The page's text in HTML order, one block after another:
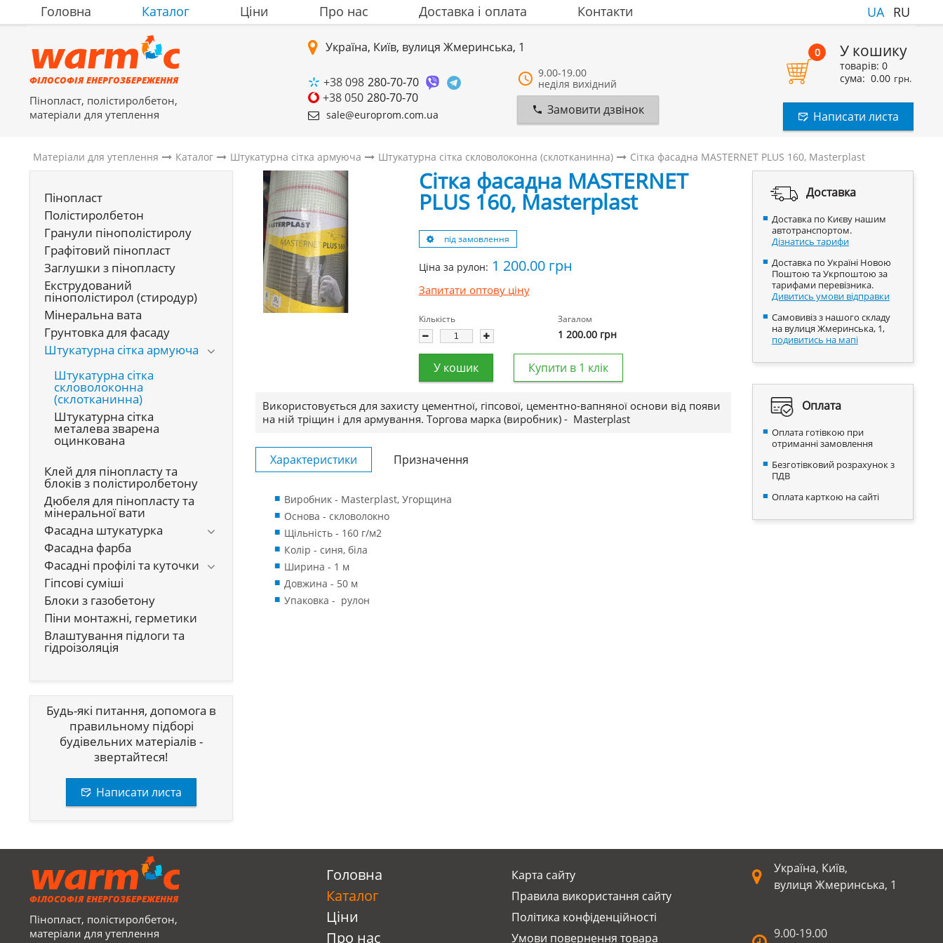
Головна Каталог Ціни Про нас Доставка i оплата Контакти UA RU
ФІЛОСОФІЯ ЕНЕРГОЗБЕРЕЖЕННЯ
Пінопласт, полістиролбетон,
матеріали для утеплення
Україна, Київ, вулиця Жмеринська, 1
+38 098 280-70-70
+38 050 280-70-70
sale@europrom.com.ua
9.00-19.00
неділя вихідний
Замовити дзвінок
0 У кошику
товарів: 0
сума: 0.00 грн.
Написати листа
Матеріали для утеплення Каталог Штукатурна сітка армуюча Штукатурна сітка скловолоконна (склотканинна) Сітка фасадна MASTERNET PLUS 160, Masterplast
Пінопласт
Полістиролбетон
Гранули пінополістиролу
Графітовий пінопласт
Заглушки з пінопласту
Екструдований
пінополістирол (стиродур)
Мінеральна вата
Грунтовка для фасаду
Штукатурна сітка армуюча
Штукатурна сітка
скловолоконна
(склотканинна)
Штукатурна сітка
металева зварена
оцинкована
Клей для пінопласту та
блоків з полістиролбетону
Дюбеля для пінопласту та
мінеральної вати
Фасадна штукатурка
Фасадна фарба
Фасадні профілі та куточки
Гіпсові суміші
Блоки з газобетону
Піни монтажні, герметики
Влаштування підлоги та
гідроізоляція
Будь-які питання, допомога в
правильному підборі
будівельних матеріалів -
звертайтеся!
Написати листа
Сітка фасадна MASTERNET
PLUS 160, Masterplast
під замовлення
Ціна за рулон: 1 200.00 грн
Запитати оптову ціну
Кількість Загалом
1 200.00 грн
У кошик Купити в 1 клік
Використовується для захисту цементної, гіпсової, цементно-вапняної основи від появи
на ній тріщин і для армування. Торгова марка (виробник) - Masterplast
Характеристики Призначення
Виробник - Masterplast, Угорщина
Основа - скловолокно
Щільність - 160 г/м2
Колір - синя, біла
Ширина - 1 м
Довжина - 50 м
Упаковка - рулон
Доставка
Доставка по Києву нашим
автотранспортом.
Дізнатись тарифи
Доставка по Україні Новою
Поштою та Укрпоштою за
тарифами перевізника.
Дивитись умови відправки
Самовивіз з нашого складу
на вулиця Жмеринська, 1,
подивитись на мапі
Оплата
Оплата готівкою при
отриманні замовлення
Безготівковий розрахунок з
ПДВ
Оплата карткою на сайті
ФІЛОСОФІЯ ЕНЕРГОЗБЕРЕЖЕННЯ
Пінопласт, полістиролбетон,
матеріали для утеплення
Головна
Каталог
Ціни
Про нас
Карта сайту
Правила використання сайту
Політика конфіденційності
Умови повернення товарa
Україна, Київ,
вулиця Жмеринська, 1
9.00-19.00